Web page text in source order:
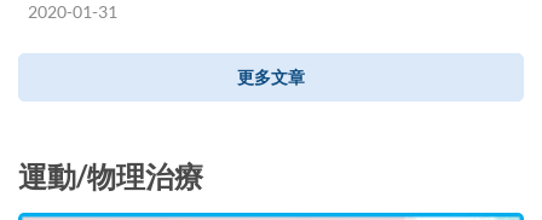
2020-01-31
更多文章
運動/物理治療